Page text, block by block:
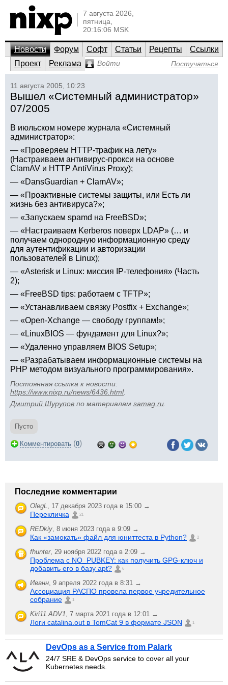
7 августа 2026,
пятница,
20:16:06 MSK
Новости Форум Софт Статьи Рецепты
Ссылки
Проект
Реклама Войти Постучаться
11 августа 2005, 10:23
Вышел «Системный администратор»
07/2005
В июльском номере журнала «Системный
администратор»:
— «Проверяем HTTP-трафик на лету»
(Настраиваем антивирус-прокси на основе
ClamAV и HTTP AntiVirus Proxy);
— «DansGuardian + ClamAV»;
— «Проактивные системы защиты, или Есть ли
жизнь без антивируса?»;
— «Запускаем spamd на FreeBSD»;
— «Настраиваем Kerberos поверх LDAP» (… и
получаем однородную информационную среду
для аутентификации и авторизации
пользователей в Linux);
— «Asterisk и Linux: миссия IP-телефония» (Часть
2);
— «FreeBSD tips: работаем с TFTP»;
— «Устанавливаем связку Postfix + Exchange»;
— «Open-Xchange — свободу группам!»;
— «LinuxBIOS — фундамент для Linux?»;
— «Удаленно управляем BIOS Setup»;
— «Разрабатываем информационные системы на
PHP методом визуального программирования».
Постоянная ссылка к новости:
https://www.nixp.ru/news/6436.html.
Дмитрий Шурупов по материалам samag.ru
Пусто
Комментировать (0)
Последние комментарии
OlegL, 17 декабря 2023 года в 15:00 →
Перекличка 21
REDkiy, 8 июня 2023 года в 9:09 →
Как «замокать» файл для юниттеста в Python? 2
fhunter, 29 ноября 2022 года в 2:09 →
Проблема с NO_PUBKEY: как получить GPG-ключ и
добавить его в базу apt?
6
Иванн, 9 апреля 2022 года в 8:31 →
Ассоциация РАСПО провела первое учредительное
собрание
1
Kiri11.ADV1, 7 марта 2021 года в 12:01 →
Логи catalina.out в TomCat 9 в формате JSON 1
DevOps as a Service from Palark
24/7 SRE & DevOps service to cover all your
Kubernetes needs.